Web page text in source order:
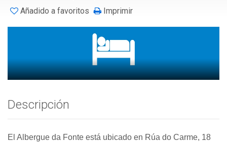
Añadido a favoritos
Imprimir
Descripción
El Albergue da Fonte está ubicado en Rúa do Carme, 18